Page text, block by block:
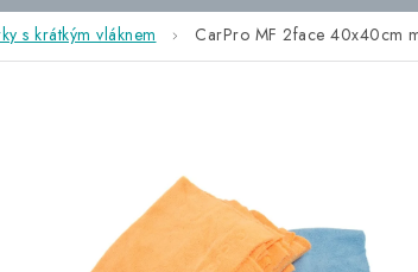
s krátkým vláknem CarPro MF 2face 40x40cm